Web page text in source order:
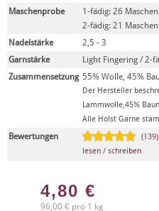
Maschenprobe
1-fädig: 26
2-fädig: 21
Nadelstärke
2,5 - 3
Garnstärke
Light Fingering / 2-
Zusammensetzung 55% Wolle, 45%
Der Hersteller
Lammwolle,45%
Alle Holst Garne
Bewertungen
(139)
lesen / schreiben
4,80 €
96,00 € pro 1 kg